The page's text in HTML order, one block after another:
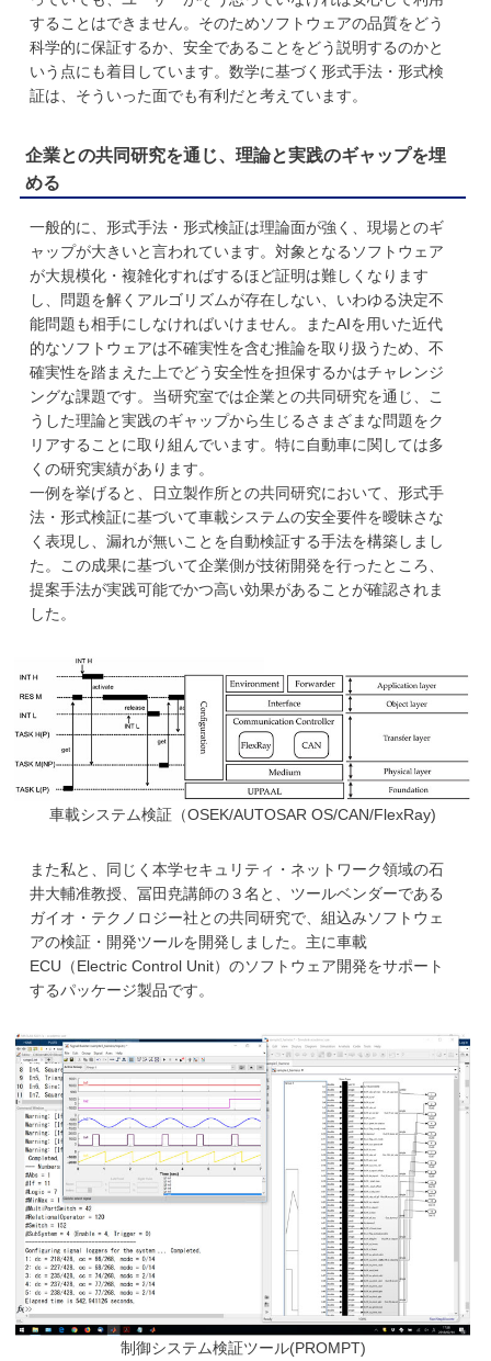
することはできません。そのためソフトウェアの品質をどう
科学的に保証するか、安全であることをどう説明するのかと
いう点にも着目しています。数学に基づく形式手法・形式検
証は、そういった面でも有利だと考えています。
企業との共同研究を通じ、理論と実践のギャップを埋
める
一般的に、形式手法・形式検証は理論面が強く、現場とのギ
ャップが大きいと言われています。対象となるソフトウェア
が大規模化・複雑化すればするほど証明は難しくなります
し、問題を解くアルゴリズムが存在しない、いわゆる決定不
能問題も相手にしなければいけません。またAIを用いた近代
的なソフトウェアは不確実性を含む推論を取り扱うため、不
確実性を踏まえた上でどう安全性を担保するかはチャレンジ
ングな課題です。当研究室では企業との共同研究を通じ、こ
うした理論と実践のギャップから生じるさまざまな問題をク
リアすることに取り組んでいます。特に自動車に関しては多
くの研究実績があります。
一例を挙げると、日立製作所との共同研究において、形式手
法・形式検証に基づいて車載システムの安全要件を曖昧さな
く表現し、漏れが無いことを自動検証する手法を構築しまし
た。この成果に基づいて企業側が技術開発を行ったところ、
提案手法が実践可能でかつ高い効果があることが確認されま
した。
車載システム検証（OSEK/AUTOSAR OS/CAN/FlexRay)
また私と、同じく本学セキュリティ・ネットワーク領域の石
井大輔准教授、冨田尭講師の３名と、ツールベンダーである
ガイオ・テクノロジー社との共同研究で、組込みソフトウェ
アの検証・開発ツールを開発しました。主に車載
ECU（Electric Control Unit）のソフトウェア開発をサポート
するパッケージ製品です。
制御システム検証ツール(PROMPT)